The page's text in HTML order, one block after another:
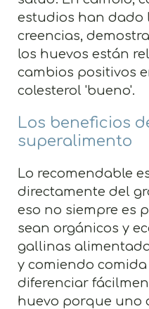
estudios han dado
creencias,
los huevos están
cambios positivos
colesterol 'bueno'.
Los beneficios
superalimento
Lo recomendable
directamente del
eso no siempre es
sean orgánicos y
gallinas
y comiendo comida
diferenciar
huevo porque uno